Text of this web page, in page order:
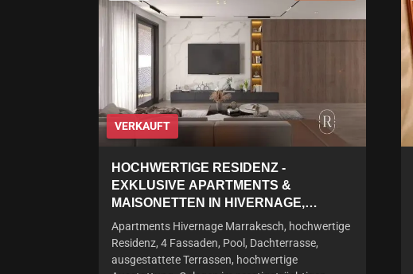
VERKAUFT
HOCHWERTIGE RESIDENZ -
EXKLUSIVE APARTMENTS &
MAISONETTEN IN HIVERNAGE,
MARRAKESCH
Apartments Hivernage Marrakesch, hochwertige
Residenz, 4 Fassaden, Pool, Dachterrasse,
ausgestattete Terrassen, hochwertige